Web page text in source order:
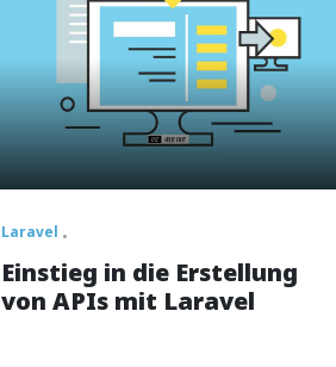
Laravel
Einstieg in die Erstellung
von APIs mit Laravel